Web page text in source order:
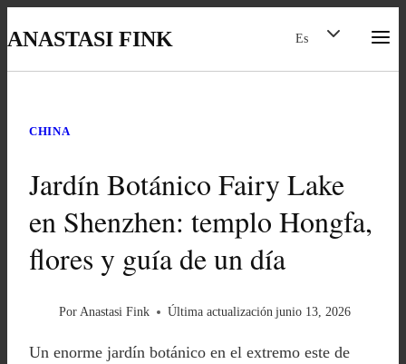
al
contenido
ANASTASI FINK Es
Alternar
menú
CHINA
Jardín Botánico Fairy Lake
en Shenzhen: templo Hongfa,
flores y guía de un día
Por Anastasi Fink Última actualización junio 13, 2026
Un enorme jardín botánico en el extremo este de